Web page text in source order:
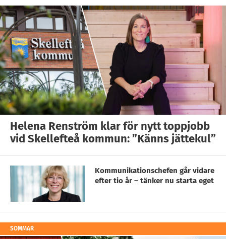
Helena Renström klar för nytt toppjobb
vid Skellefteå kommun: ”Känns jättekul”
Kommunikationschefen går vidare
efter tio år – tänker nu starta eget
SOMMAR